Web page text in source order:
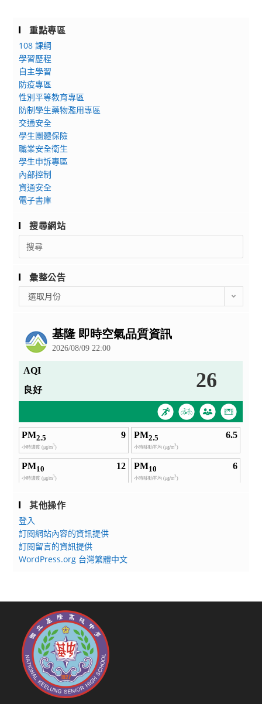
重點專區
108 課綱
學習歷程
自主學習
防疫專區
性別平等教育專區
防制學生藥物濫用專區
交通安全
學生團體保險
職業安全衛生
學生申訴專區
內部控制
資通安全
電子書庫
搜尋網站
Search
for:
彙整公告
整
選取月份
其他操作
登入
訂閱網站內容的資訊提供
訂閱留言的資訊提供
WordPress.org 台灣繁體中文